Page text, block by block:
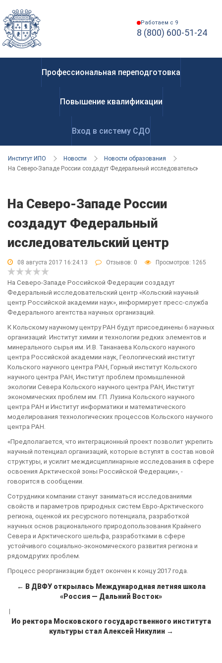
Работаем с 9
8 (800) 600-51-24
Профессиональная переподготовка
Повышение квалификации
Вход в систему СДО
Институт ИПО Новости
Новости образования
На Северо-Западе России создадут Федеральный исследовательский центр
На Северо-Западе России
создадут Федеральный
исследовательский центр
08 августа 2017 16:24:13 Отзывов: 0 Просмотров: 1265
На Северо-Западе Российской Федерации создадут
Федеральный исследовательский центр «Кольский научный
центр Российской академии наук», информирует пресс-служба
Федерального агентства научных организаций.
К Кольскому научному центру РАН будут присоединены 6 научных
организаций: Институт химии и технологии редких элементов и
минерального сырья им. И.В. Тананаева Кольского научного
центра Российской академии наук, Геологический институт
Кольского научного центра РАН, Горный институт Кольского
научного центра РАН, Институт проблем промышленной
экологии Севера Кольского научного центра РАН, Институт
экономических проблем им. Г.П. Лузина Кольского научного
центра РАН и Институт информатики и математического
моделирования технологических процессов Кольского научного
центра РАН.
«Предполагается, что интеграционный проект позволит укрепить
научный потенциал организаций, которые вступят в состав новой
структуры, и усилит междисциплинарные исследования в сфере
освоения Арктической зоны Российской Федерации», -
говорится в сообщении.
Сотрудники компании станут заниматься исследованиями
свойств и параметров природных систем Евро-Арктического
региона, оценкой их ресурсного потенциала, разработкой
научных основ рационального природопользования Крайнего
Севера и Арктического шельфа, разработками в сфере
устойчивого социально-экономического развития региона и
рядомдругих проблем.
Процесс реорганизации будет окончен к концу 2017 года.
← В ДВФУ открылась Международная летняя школа
«Россия — Дальний Восток»
Ио ректора Московского государственного института
культуры стал Алексей Никулин →